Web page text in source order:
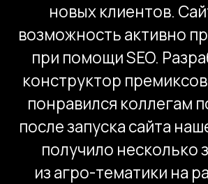
+7
Загрузить файлы